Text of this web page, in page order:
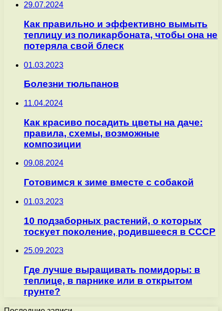
29.07.2024
Как правильно и эффективно вымыть
теплицу из поликарбоната, чтобы она не
потеряла свой блеск
01.03.2023
Болезни тюльпанов
11.04.2024
Как красиво посадить цветы на даче:
правила, схемы, возможные
композиции
09.08.2024
Готовимся к зиме вместе с собакой
01.03.2023
10 подзаборных растений, о которых
тоскует поколение, родившееся в СССР
25.09.2023
Где лучше выращивать помидоры: в
теплице, в парнике или в открытом
грунте?